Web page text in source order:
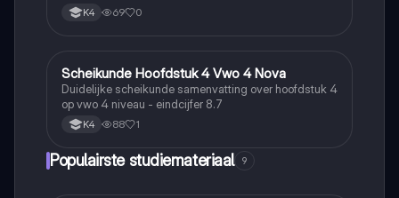
K4 69 0
Scheikunde
Scheikunde Hoofdstuk 4 Vwo 4 Nova
Duidelijke scheikunde samenvatting over hoofdstuk 4
op vwo 4 niveau - eindcijfer 8.7
K4 88 1
Populairste studiemateriaal 9